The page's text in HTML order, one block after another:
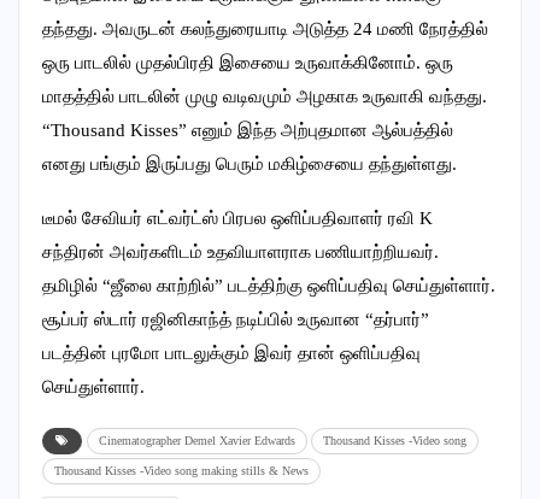
தந்தது. அவருடன் கலந்துரையாடி அடுத்த 24 மணி நேரத்தில்
ஒரு பாடலில் முதல்பிரதி இசையை உருவாக்கினோம். ஒரு
மாதத்தில் பாடலின் முழு வடிவமும் அழகாக உருவாகி வந்தது.
“Thousand Kisses” எனும் இந்த அற்புதமான ஆல்பத்தில்
எனது பங்கும் இருப்பது பெரும் மகிழ்சையை தந்துள்ளது.
டீமல் சேவியர் எட்வர்ட்ஸ் பிரபல ஒளிப்பதிவாளர் ரவி K
சந்திரன் அவர்களிடம் உதவியாளராக பணியாற்றியவர்.
தமிழில் “ஜீலை காற்றில்” படத்திற்கு ஒளிப்பதிவு செய்துள்ளார்.
சூப்பர் ஸ்டார் ரஜினிகாந்த் நடிப்பில் உருவான “தர்பார்”
படத்தின் புரமோ பாடலுக்கும் இவர் தான் ஒளிப்பதிவு
செய்துள்ளார்.
Cinematographer Demel Xavier Edwards Thousand Kisses -Video song
Thousand Kisses -Video song making stills & News